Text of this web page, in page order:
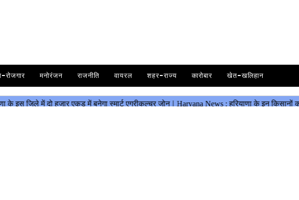
रोजगार मनोरंजन राजनीति वायरल शहर-राज्य कारोबार खेत-खलिहान